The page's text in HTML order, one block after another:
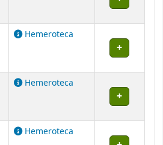
Hemeroteca
Hemeroteca
Hemeroteca